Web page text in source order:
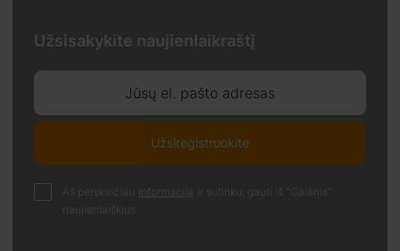
Užsisakykite naujienlaikraštį
Jūsų el. pašto adresas
Užsiregistruokite
Aš perskaičiau Informaciją
ir sutinku, gauti iš "Galanis"
naujienlaiškius